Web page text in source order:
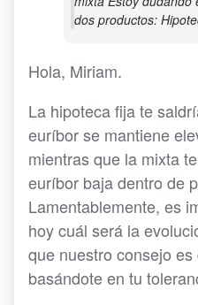
dos productos:
Hola, Miriam.
La hipoteca fija te
euríbor se mantiene
mientras que la mixta
euríbor baja dentro de
Lamentablemente, es
hoy cuál será la
que nuestro consejo
basándote en tu